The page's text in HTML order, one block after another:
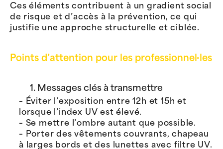
Ces éléments contribuent à un gradient social
de risque et d’accès à la prévention, ce qui
justifie une approche structurelle et ciblée.
Points d’attention pour les professionnel·les
1. Messages clés à transmettre
– Éviter l’exposition entre 12h et 15h et
lorsque l’index UV est élevé.
– Se mettre l’ombre autant que possible.
– Porter des vêtements couvrants, chapeau
à larges bords et des lunettes avec filtre UV.